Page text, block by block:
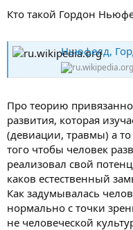
Кто такой Гордон
Ньюфелд,
Про теорию
развития, которая
(девиации, травмы) а
того чтобы человек
реализовал свой
каков естественный
Как задумывалась
нормально с точки
не человеческой